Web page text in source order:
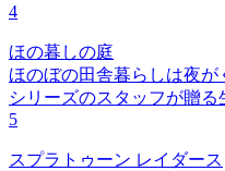
4
ほの暮しの庭
ほのぼの田舎暮らしは夜が
シリーズのスタッフが贈る
5
スプラトゥーン レイダース